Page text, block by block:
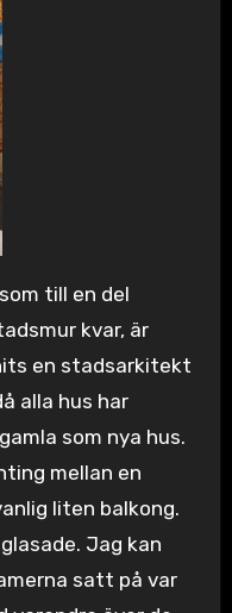
till en del
kvar, är
en stadsarkitekt
alla hus har
som nya hus.
mellan en
liten balkong.
Jag kan
satt på var